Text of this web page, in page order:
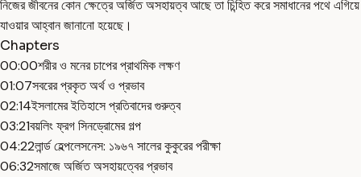
নিজের জীবনের কোন ক্ষেত্রে অর্জিত অসহায়ত্ব আছে তা চিন্হিত করে সমাধানের পথে এগিয়ে
যাওয়ার আহ্বান জানানো হয়েছে।
Chapters
00:00শরীর ও মনের চাপের প্রাথমিক লক্ষণ
01:07সবরের প্রকৃত অর্থ ও প্রভাব
02:14ইসলামের ইতিহাসে প্রতিবাদের গুরুত্ব
03:21বয়লিং ফ্রগ সিনড্রোমের গল্প
04:22লার্ন্ড হেল্পলেসনেস: ১৯৬৭ সালের কুকুরের পরীক্ষা
06:32সমাজে অর্জিত অসহায়ত্বের প্রভাব